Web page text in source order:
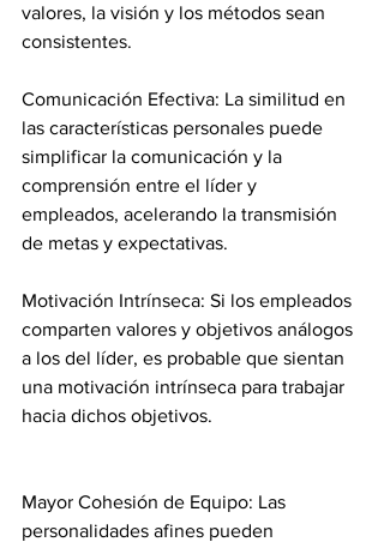
valores, la visión y los métodos sean
consistentes.
Comunicación Efectiva: La similitud en
las características personales puede
simplificar la comunicación y la
comprensión entre el líder y
empleados, acelerando la transmisión
de metas y expectativas.
Motivación Intrínseca: Si los empleados
comparten valores y objetivos análogos
a los del líder, es probable que sientan
una motivación intrínseca para trabajar
hacia dichos objetivos.
Mayor Cohesión de Equipo: Las
personalidades afines pueden